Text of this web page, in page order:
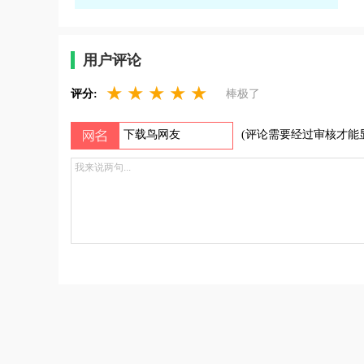
用户评论
评分: ★ ★ ★ ★ ★ 棒极了
(评论需要经过审核才能